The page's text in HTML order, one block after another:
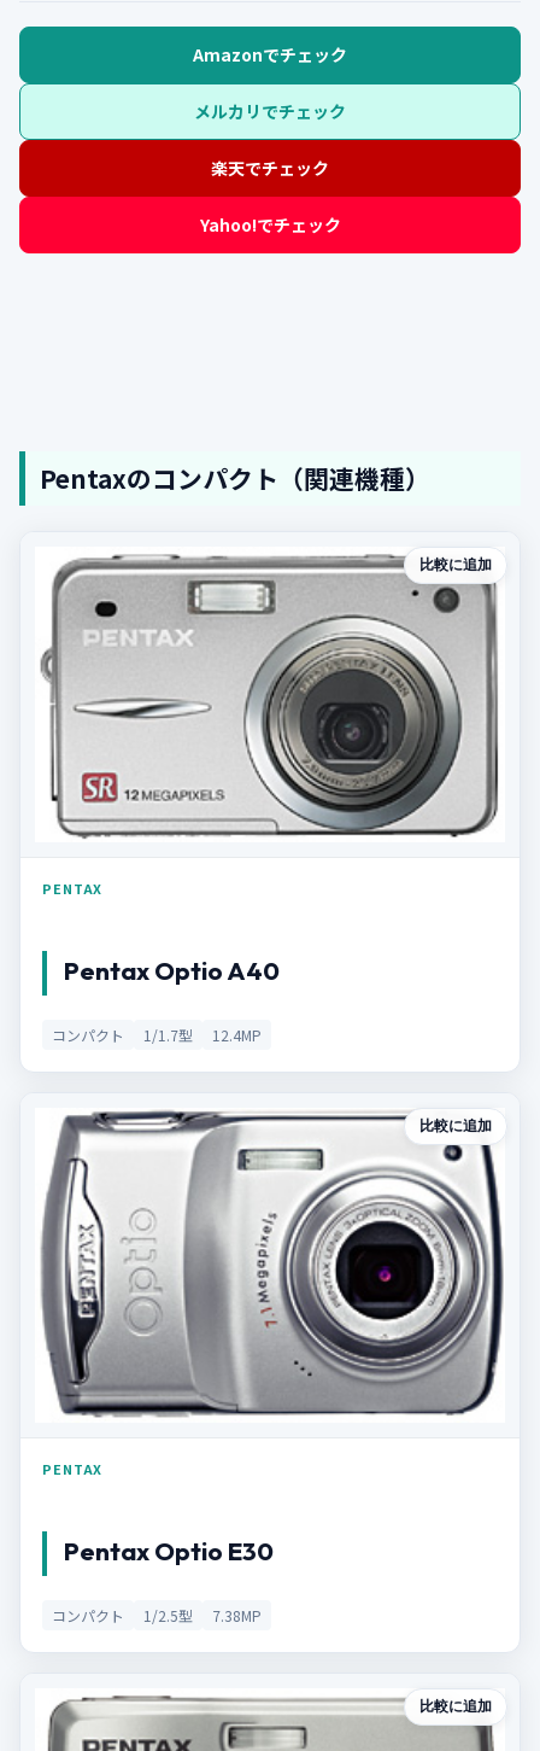
Amazonでチェック
メルカリでチェック
楽天でチェック
Yahoo!でチェック
Pentaxのコンパクト（関連機種）
比較に追加
PENTAX
Pentax Optio A40
コンパクト 1/1.7型 12.4MP
比較に追加
PENTAX
Pentax Optio E30
コンパクト 1/2.5型 7.38MP
比較に追加